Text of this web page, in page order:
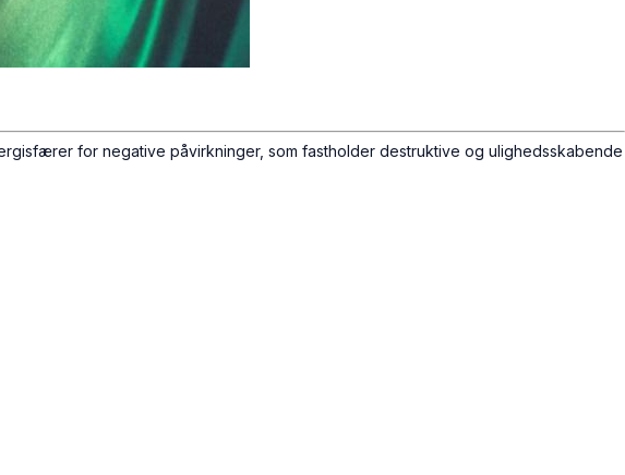
for negative påvirkninger, som fastholder destruktive og ulighedsskabende